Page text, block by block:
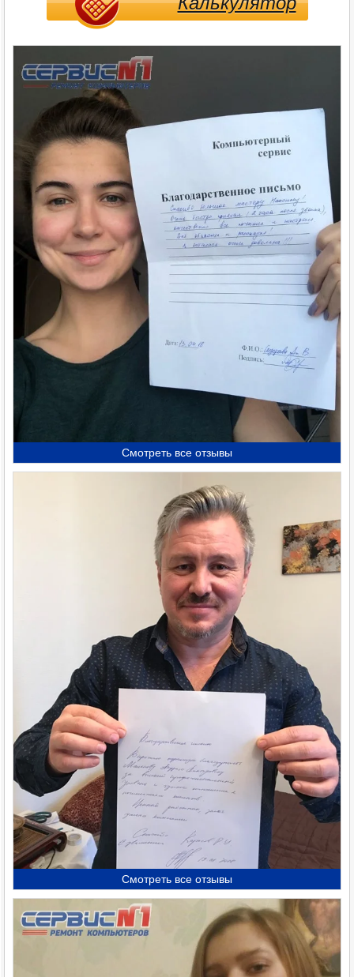
Смотреть все отзывы
Смотреть все отзывы